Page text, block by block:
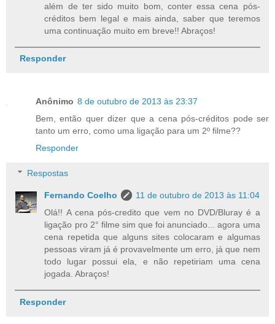
além de ter sido muito bom, conter essa cena pós-
créditos bem legal e mais ainda, saber que teremos
uma continuação muito em breve!! Abraços!
Responder
Anônimo 8 de outubro de 2013 às 23:37
Bem, então quer dizer que a cena pós-créditos pode ser
tanto um erro, como uma ligação para um 2º filme??
Responder
Respostas
Fernando Coelho
11 de outubro de 2013 às 11:04
Olá!! A cena pós-credito que vem no DVD/Bluray é a
ligação pro 2° filme sim que foi anunciado... agora uma
cena repetida que alguns sites colocaram e algumas
pessoas viram já é provavelmente um erro, já que nem
todo lugar possui ela, e não repetiriam uma cena
jogada. Abraços!
Responder